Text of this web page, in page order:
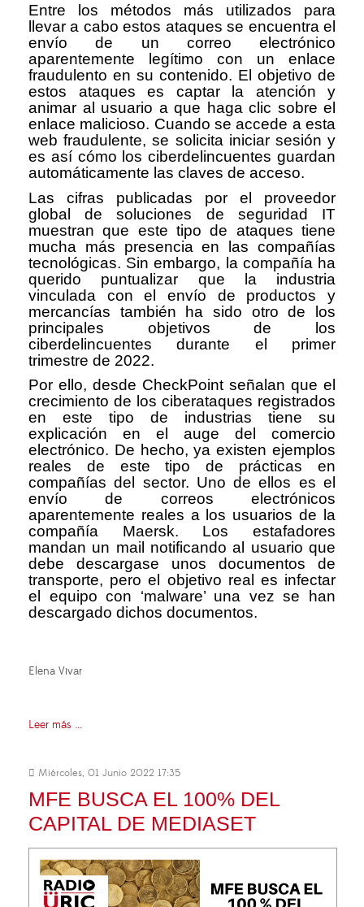
Entre los métodos más utilizados para
llevar a cabo estos ataques se encuentra el
envío de un correo electrónico
aparentemente legítimo con un enlace
fraudulento en su contenido. El objetivo de
estos ataques es captar la atención y
animar al usuario a que haga clic sobre el
enlace malicioso. Cuando se accede a esta
web fraudulente, se solicita iniciar sesión y
es así cómo los ciberdelincuentes guardan
automáticamente las claves de acceso.
Las cifras publicadas por el proveedor
global de soluciones de seguridad IT
muestran que este tipo de ataques tiene
mucha más presencia en las compañías
tecnológicas. Sin embargo, la compañía ha
querido puntualizar que la industria
vinculada con el envío de productos y
mercancías también ha sido otro de los
principales objetivos de los
ciberdelincuentes durante el primer
trimestre de 2022.
Por ello, desde CheckPoint señalan que el
crecimiento de los ciberataques registrados
en este tipo de industrias tiene su
explicación en el auge del comercio
electrónico. De hecho, ya existen ejemplos
reales de este tipo de prácticas en
compañías del sector. Uno de ellos es el
envío de correos electrónicos
aparentemente reales a los usuarios de la
compañía Maersk. Los estafadores
mandan un mail notificando al usuario que
debe descargase unos documentos de
transporte, pero el objetivo real es infectar
el equipo con ‘malware’ una vez se han
descargado dichos documentos.
Elena Vivar
Leer más ...
Miércoles, 01 Junio 2022 17:35
MFE BUSCA EL 100% DEL
CAPITAL DE MEDIASET